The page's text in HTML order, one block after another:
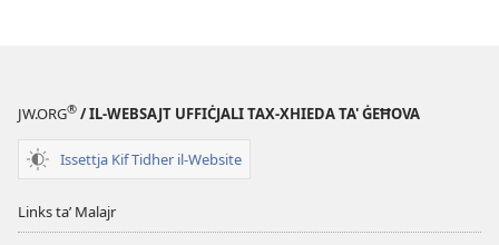
JW.ORG® / IL-WEBSAJT UFFIĊJALI TAX-XHIEDA TA' ĠEĦOVA
Issettja Kif Tidher il-Website
Links taʼ Malajr